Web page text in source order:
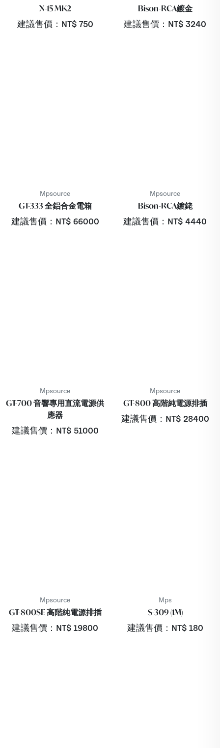
X-15 MK2
建議售價：NT$ 750
Bison-RCA鍍金
建議售價：NT$ 3240
Mpsource
GT-333 全鋁合金電箱
建議售價：NT$ 66000
Mpsource
Bison-RCA鍍銠
建議售價：NT$ 4440
Mpsource
GT-700 音響專用直流電源供
應器
建議售價：NT$ 51000
Mpsource
GT-800 高階純電源排插
建議售價：NT$ 28400
Mpsource
GT-800SE 高階純電源排插
建議售價：NT$ 19800
Mps
S-309 (1M)
建議售價：NT$ 180